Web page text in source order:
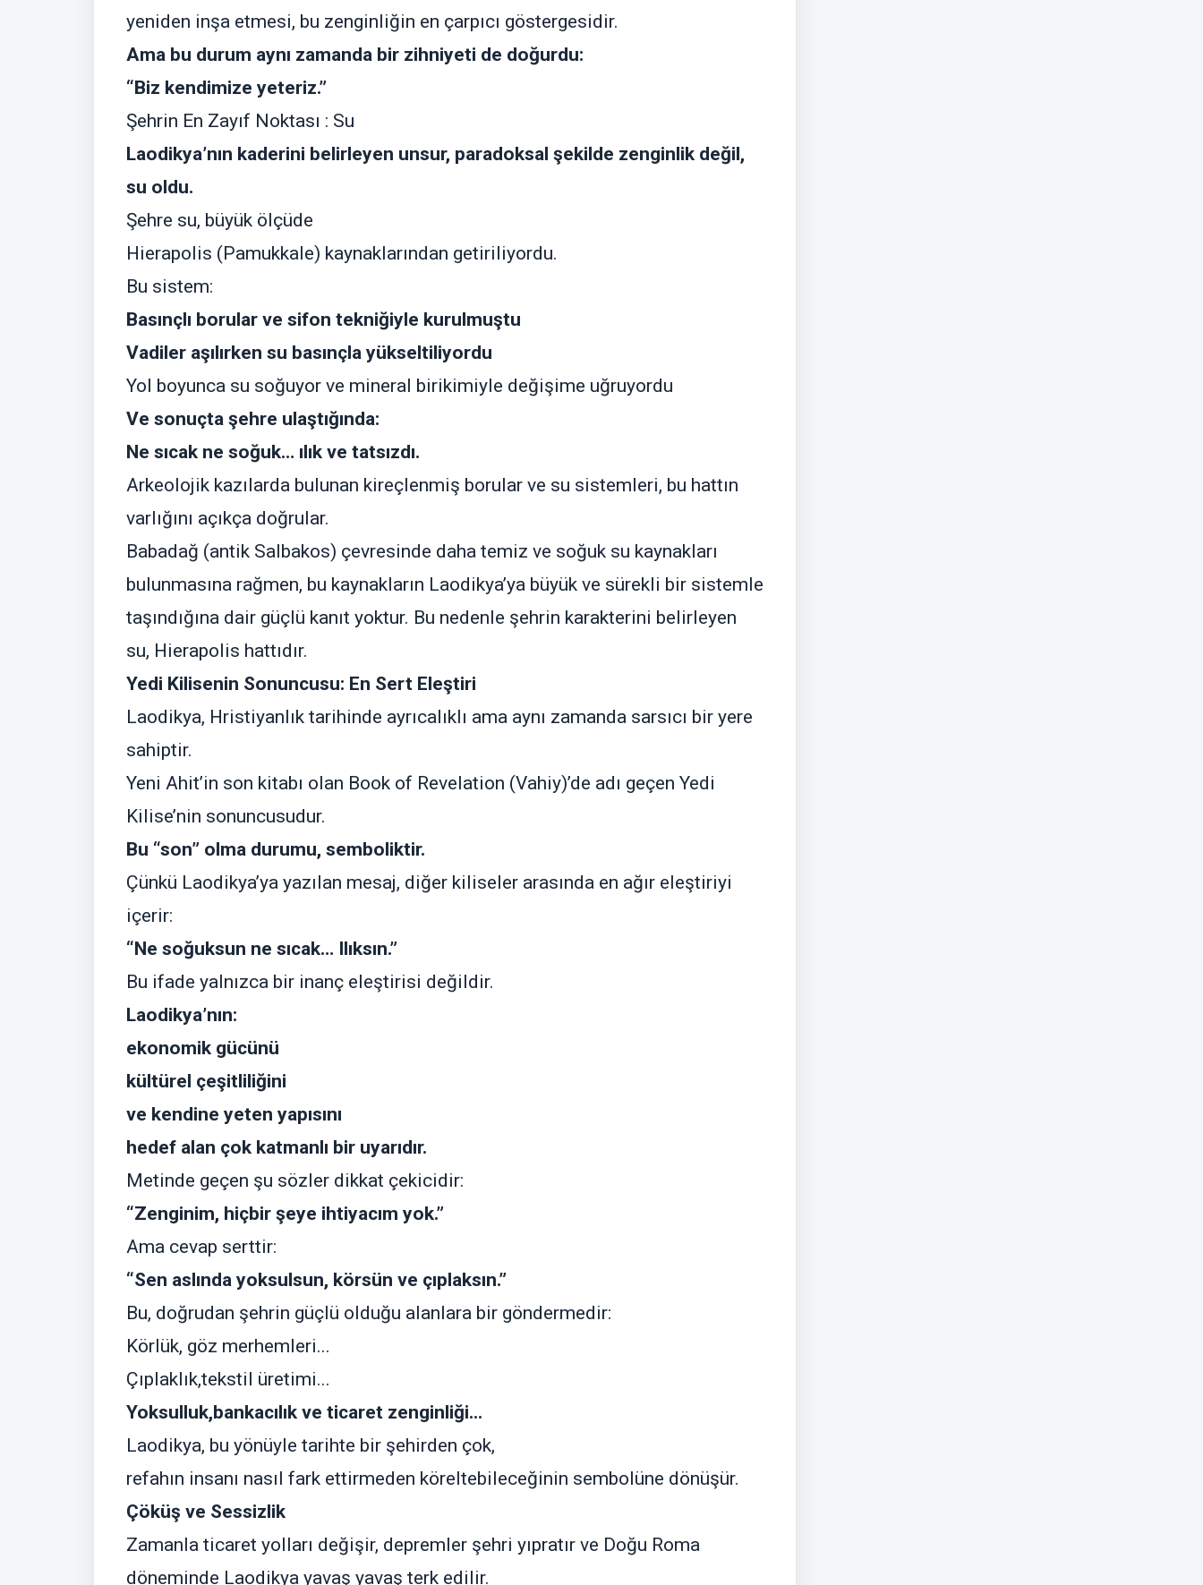
yeniden inşa etmesi, bu zenginliğin en çarpıcı göstergesidir.
Ama bu durum aynı zamanda bir zihniyeti de doğurdu:
“Biz kendimize yeteriz.”
Şehrin En Zayıf Noktası : Su
Laodikya’nın kaderini belirleyen unsur, paradoksal şekilde zenginlik değil,
su oldu.
Şehre su, büyük ölçüde
Hierapolis (Pamukkale) kaynaklarından getiriliyordu.
Bu sistem:
Basınçlı borular ve sifon tekniğiyle kurulmuştu
Vadiler aşılırken su basınçla yükseltiliyordu
Yol boyunca su soğuyor ve mineral birikimiyle değişime uğruyordu
Ve sonuçta şehre ulaştığında:
Ne sıcak ne soğuk… ılık ve tatsızdı.
Arkeolojik kazılarda bulunan kireçlenmiş borular ve su sistemleri, bu hattın
varlığını açıkça doğrular.
Babadağ (antik Salbakos) çevresinde daha temiz ve soğuk su kaynakları
bulunmasına rağmen, bu kaynakların Laodikya’ya büyük ve sürekli bir sistemle
taşındığına dair güçlü kanıt yoktur. Bu nedenle şehrin karakterini belirleyen
su, Hierapolis hattıdır.
Yedi Kilisenin Sonuncusu: En Sert Eleştiri
Laodikya, Hristiyanlık tarihinde ayrıcalıklı ama aynı zamanda sarsıcı bir yere
sahiptir.
Yeni Ahit’in son kitabı olan Book of Revelation (Vahiy)’de adı geçen Yedi
Kilise’nin sonuncusudur.
Bu “son” olma durumu, semboliktir.
Çünkü Laodikya’ya yazılan mesaj, diğer kiliseler arasında en ağır eleştiriyi
içerir:
“Ne soğuksun ne sıcak… Ilıksın.”
Bu ifade yalnızca bir inanç eleştirisi değildir.
Laodikya’nın:
ekonomik gücünü
kültürel çeşitliliğini
ve kendine yeten yapısını
hedef alan çok katmanlı bir uyarıdır.
Metinde geçen şu sözler dikkat çekicidir:
“Zenginim, hiçbir şeye ihtiyacım yok.”
Ama cevap serttir:
“Sen aslında yoksulsun, körsün ve çıplaksın.”
Bu, doğrudan şehrin güçlü olduğu alanlara bir göndermedir:
Körlük, göz merhemleri...
Çıplaklık,tekstil üretimi...
Yoksulluk,bankacılık ve ticaret zenginliği...
Laodikya, bu yönüyle tarihte bir şehirden çok,
refahın insanı nasıl fark ettirmeden köreltebileceğinin sembolüne dönüşür.
Çöküş ve Sessizlik
Zamanla ticaret yolları değişir, depremler şehri yıpratır ve Doğu Roma
döneminde Laodikya yavaş yavaş terk edilir.